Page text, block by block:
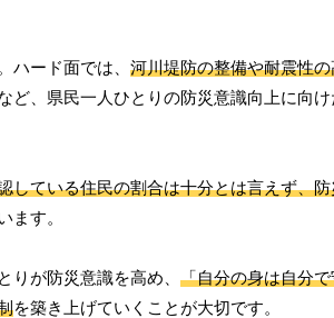
ハード面では、 河川堤防の整備や耐震性
ど、県民一人ひとりの防災意識向上に向
している住民の割合は十分とは言えず、
ます。
りが防災意識を高め、 「自分の身は自分
を築き上げていくことが大切です。